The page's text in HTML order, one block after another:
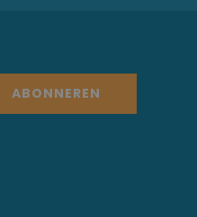
ABONNEREN